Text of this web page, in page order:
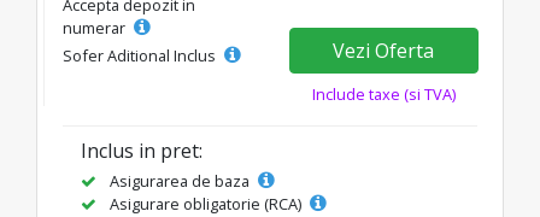
Accepta depozit in
numerar
Sofer Aditional Inclus
Vezi Oferta
Include taxe (si TVA)
Inclus in pret:
Asigurarea de baza
Asigurare obligatorie (RCA)